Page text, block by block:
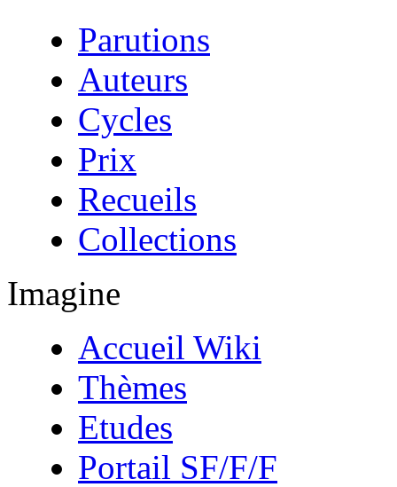
Parutions
Auteurs
Cycles
Prix
Recueils
Collections
Imagine
Accueil Wiki
Thèmes
Etudes
Portail SF/F/F